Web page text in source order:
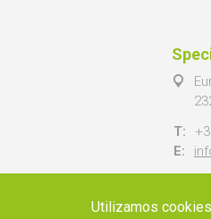
Utilizamos
T:
E: